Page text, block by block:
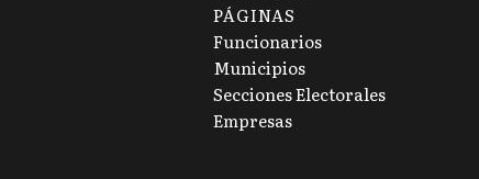
PÁGINAS
Funcionarios
Municipios
Secciones Electorales
Empresas